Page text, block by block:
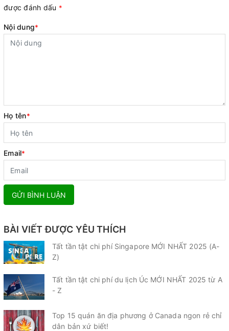
được đánh dấu *
Nội dung*
Họ tên*
Email*
GỬI BÌNH LUẬN
BÀI VIẾT ĐƯỢC YÊU THÍCH
Tất tần tật chi phí Singapore MỚI NHẤT 2025 (A-
Z)
Tất tần tật chi phí du lịch Úc MỚI NHẤT 2025 từ A
- Z
Top 15 quán ăn địa phương ở Canada ngon rẻ chỉ
dân bản xứ biết!